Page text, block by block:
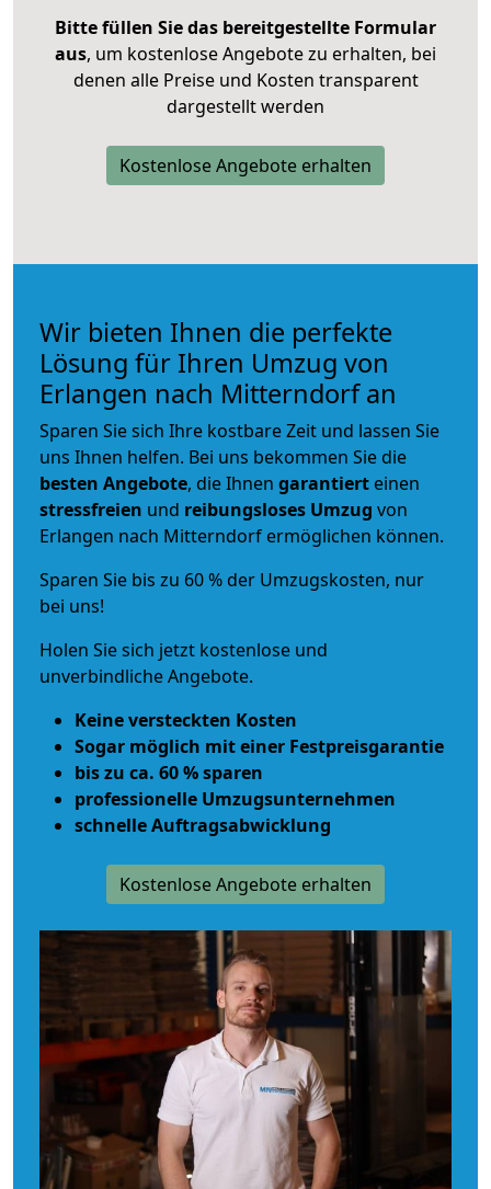
Bitte füllen Sie das bereitgestellte Formular
aus, um kostenlose Angebote zu erhalten, bei
denen alle Preise und Kosten transparent
dargestellt werden
Kostenlose Angebote erhalten
Wir bieten Ihnen die perfekte
Lösung für Ihren Umzug von
Erlangen nach Mitterndorf an
Sparen Sie sich Ihre kostbare Zeit und lassen Sie
uns Ihnen helfen. Bei uns bekommen Sie die
besten Angebote, die Ihnen garantiert einen
stressfreien und reibungsloses Umzug von
Erlangen nach Mitterndorf ermöglichen können.
Sparen Sie bis zu 60 % der Umzugskosten, nur
bei uns!
Holen Sie sich jetzt kostenlose und
unverbindliche Angebote.
Keine versteckten Kosten
Sogar möglich mit einer Festpreisgarantie
bis zu ca. 60 % sparen
professionelle Umzugsunternehmen
schnelle Auftragsabwicklung
Kostenlose Angebote erhalten